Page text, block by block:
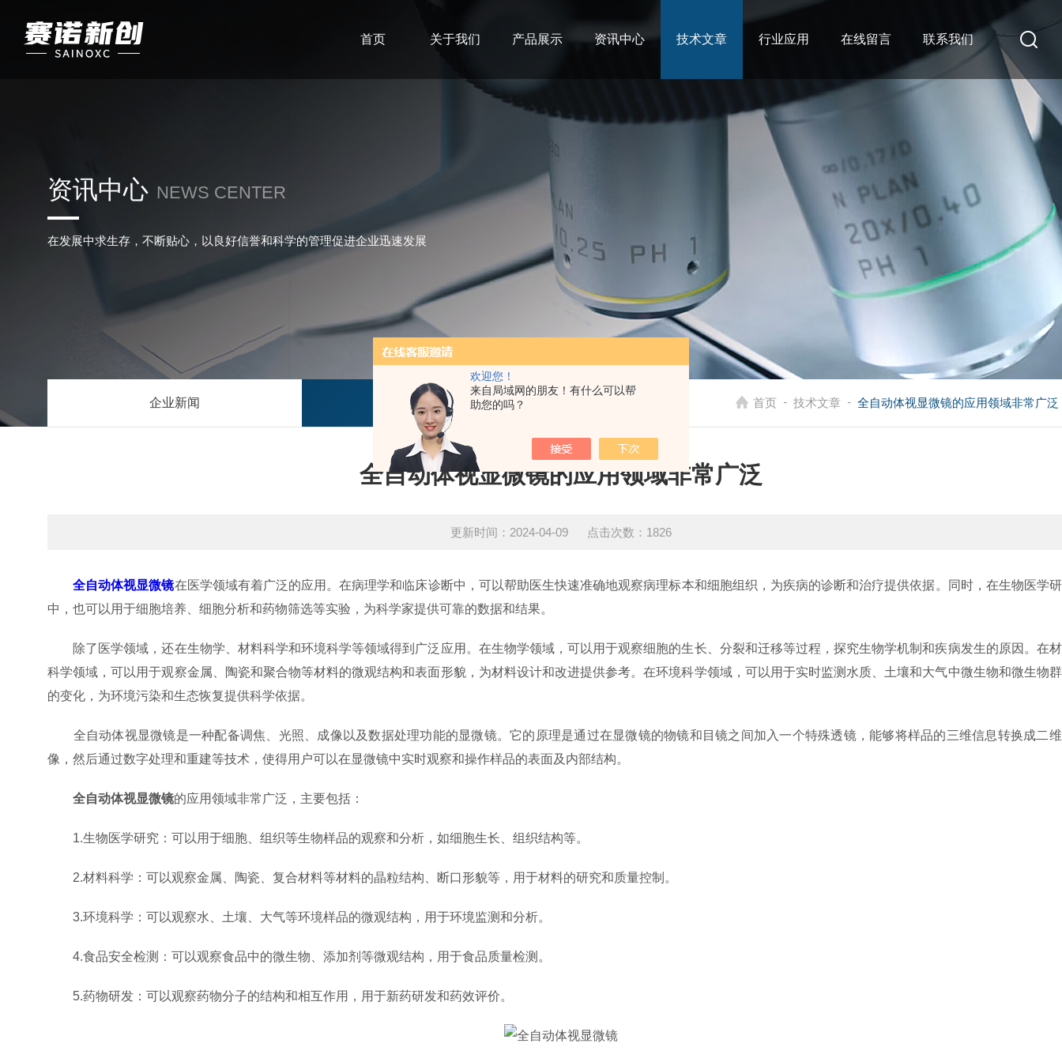
欢迎您！
来自局域网的朋友！有什么可以帮
助您的吗？
首页 关于我们 产品展示 资讯中心 技术文章 行业应用 在线留言 联系我们
资讯中心 NEWS CENTER
在发展中求生存，不断贴心，以良好信誉和科学的管理促进企业迅速发展
企业新闻 技术文章 首页 - 技术文章 - 全自动体视显微镜的应用领域非常广泛
全自动体视显微镜的应用领域非常广泛
更新时间：2024-04-09 点击次数：1826
全自动体视显微镜在医学领域有着广泛的应用。在病理学和临床诊断中，可以帮助医生快速准确地观察病理标本和细胞组织，为疾病的诊断和治疗提供依据。同时，在生物医学
中，也可以用于细胞培养、细胞分析和药物筛选等实验，为科学家提供可靠的数据和结果。
除了医学领域，还在生物学、材料科学和环境科学等领域得到广泛应用。在生物学领域，可以用于观察细胞的生长、分裂和迁移等过程，探究生物学机制和疾病发生的原因。在
科学领域，可以用于观察金属、陶瓷和聚合物等材料的微观结构和表面形貌，为材料设计和改进提供参考。在环境科学领域，可以用于实时监测水质、土壤和大气中微生物和微生物
的变化，为环境污染和生态恢复提供科学依据。
全自动体视显微镜是一种配备调焦、光照、成像以及数据处理功能的显微镜。它的原理是通过在显微镜的物镜和目镜之间加入一个特殊透镜，能够将样品的三维信息转换成二
像，然后通过数字处理和重建等技术，使得用户可以在显微镜中实时观察和操作样品的表面及内部结构。
全自动体视显微镜的应用领域非常广泛，主要包括：
1.生物医学研究：可以用于细胞、组织等生物样品的观察和分析，如细胞生长、组织结构等。
2.材料科学：可以观察金属、陶瓷、复合材料等材料的晶粒结构、断口形貌等，用于材料的研究和质量控制。
3.环境科学：可以观察水、土壤、大气等环境样品的微观结构，用于环境监测和分析。
4.食品安全检测：可以观察食品中的微生物、添加剂等微观结构，用于食品质量检测。
5.药物研发：可以观察药物分子的结构和相互作用，用于新药研发和药效评价。